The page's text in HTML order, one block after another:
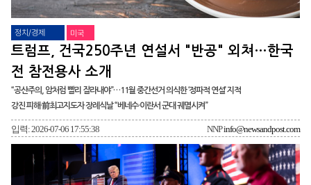
정치/경제 미국
트럼프, 건국250주년 연설서 "반공" 외쳐…한국
전 참전용사 소개
“공산주의, 암처럼 빨리 잘라내야”…11월 중간선거 의식한 ‘정파적 연설’ 지적
강진 피해·前최고지도자 장례식날 “베네수·이란서 군대 궤멸시켜”
입력: 2026-07-06 17:55:38 NNPinfo@newsandpost.com